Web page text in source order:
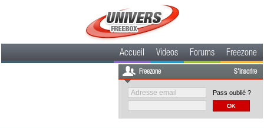
Accueil Videos Forums Freezone
Freezone S'inscrire
Pass oublié ?